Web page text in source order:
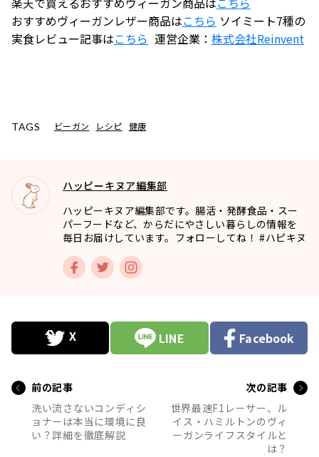
おすすめヴィーガンレザー商品はこちら ソイミート7種の
実食レビュー記事はこちら 運営企業： 株式会社Reinvent
TAGS ビーガン レシピ 健康
ハッピーキヌア編集部
ハッピーキヌア編集部です。腸活・発酵食品・スー
パーフードなど、からだにやさしい暮らしの情報を
毎日お届けしています。フォローしてね！ #ハピキヌ
LINE Facebook
前の記事
洗い流さないコンディシ
ョナーは本当に環境に良
い？詳細を徹底解説
次の記事
世界最速F1レーサー、ル
イス・ハミルトンのヴィ
ーガンライフスタイルと
は？